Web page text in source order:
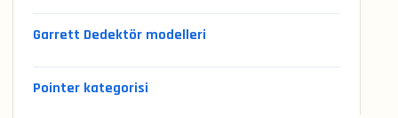
Garrett Dedektör modelleri
Pointer kategorisi